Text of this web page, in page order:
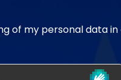
of my personal data